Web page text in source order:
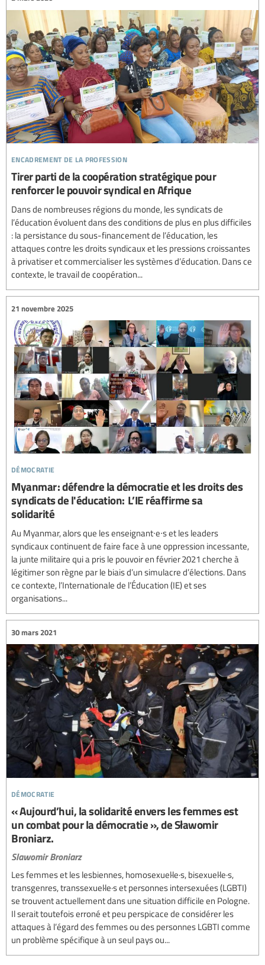
encadrement de la profession
Tirer parti de la coopération stratégique pour
renforcer le pouvoir syndical en Afrique
Dans de nombreuses régions du monde, les syndicats de
l’éducation évoluent dans des conditions de plus en plus difficiles
: la persistance du sous-financement de l’éducation, les
attaques contre les droits syndicaux et les pressions croissantes
à privatiser et commercialiser les systèmes d’éducation. Dans ce
contexte, le travail de coopération...
démocratie
21 novembre 2025
Myanmar : défendre la démocratie et les droits des
syndicats de l'éducation: L’IE réaffirme sa
solidarité
Au Myanmar, alors que les enseignant∙e∙s et les leaders
syndicaux continuent de faire face à une oppression incessante,
la junte militaire qui a pris le pouvoir en février 2021 cherche à
légitimer son règne par le biais d’un simulacre d’élections. Dans
ce contexte, l’Internationale de l’Éducation (IE) et ses
organisations...
démocratie
30 mars 2021
« Aujourd’hui, la solidarité envers les femmes est
un combat pour la démocratie », de Sławomir
Broniarz.
Slawomir Broniarz
Les femmes et les lesbiennes, homosexuel·le·s, bisexuel·le·s,
transgenres, transsexuel·le·s et personnes intersexuées (LGBTI)
se trouvent actuellement dans une situation difficile en Pologne.
Il serait toutefois erroné et peu perspicace de considérer les
attaques à l’égard des femmes ou des personnes LGBTI comme
un problème spécifique à un seul pays ou...